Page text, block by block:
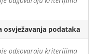
osvježavanja podataka
odgovaraju kriterijima